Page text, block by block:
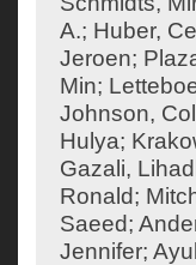
A.; Huber,
Jeroen;
Min;
Johnson,
Hulya;
Gazali,
Ronald;
Saeed;
Jennifer;